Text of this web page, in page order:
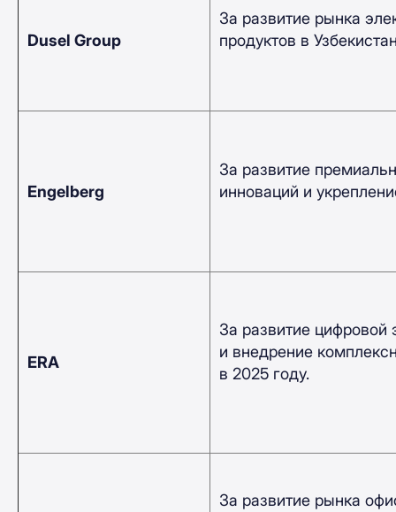
Dusel Group
За развитие рынка
продуктов в
Engelberg
За развитие
инноваций и
ERA
За развитие цифровой
и внедрение
в 2025 году.
За развитие рынка